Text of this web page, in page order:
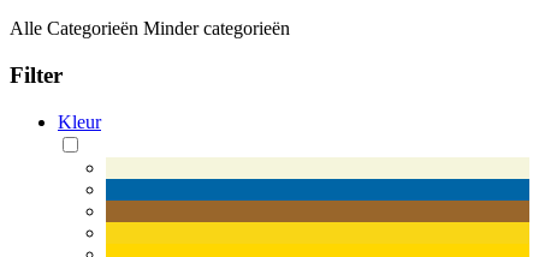
Alle Categorieën Minder categorieën
Filter
Kleur